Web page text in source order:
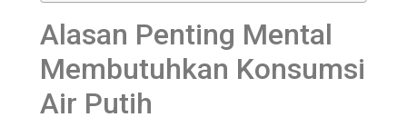
Alasan Penting Mental
Membutuhkan Konsumsi
Air Putih